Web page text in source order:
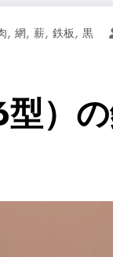
, 網, 薪, 鉄板, 黒
）